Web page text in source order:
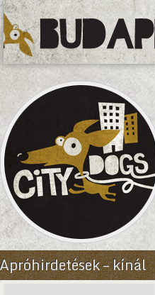
Apróhirdetések – kínál